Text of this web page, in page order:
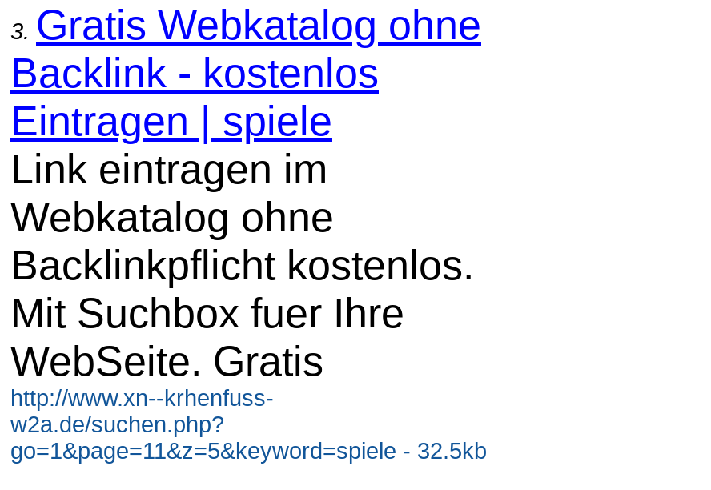
3. Gratis Webkatalog ohne
Backlink - kostenlos
Eintragen | spiele
Link eintragen im
Webkatalog ohne
Backlinkpflicht kostenlos.
Mit Suchbox fuer Ihre
WebSeite. Gratis
http://www.xn--krhenfuss-
w2a.de/suchen.php?
go=1&page=11&z=5&keyword=spiele - 32.5kb